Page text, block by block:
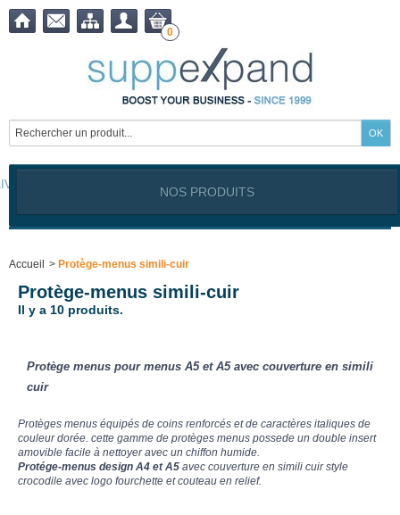
0
OFFERTE à partir de399,00 € !
NOS PRODUITS
Accueil > Protège-menus simili-cuir
Protège-menus simili-cuir
Il y a 10 produits.
Protège menus pour menus A5 et A5 avec couverture en simili
cuir
Protèges menus équipés de coins renforcés et de caractères italiques de
couleur dorée. cette gamme de protèges menus possede un double insert
amovible facile à nettoyer avec un chiffon humide.
Protége-menus design A4 et A5 avec couverture en simili cuir style
crocodile avec logo fourchette et couteau en relief.